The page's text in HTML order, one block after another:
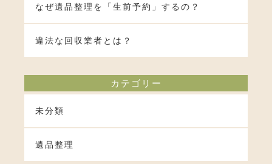
なぜ遺品整理を「生前予約」するの？
違法な回収業者とは？
カテゴリー
未分類
遺品整理